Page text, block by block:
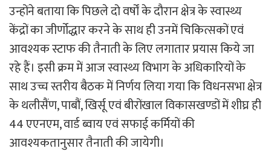
उन्होंने बताया कि पिछले दो वर्षों के दौरान क्षेत्र के स्वास्थ्य
केंद्रों का जीर्णोद्धार करने के साथ ही उनमें चिकित्सकों एवं
आवश्यक स्टाफ की तैनाती के लिए लगातार प्रयास किये जा
रहे हैं। इसी क्रम में आज स्वास्थ्य विभाग के अधिकारियों के
साथ उच्च स्तरीय बैठक में निर्णय लिया गया कि विधनसभा क्षेत्र
के थलीसैंण, पाबौं, खिर्सू एवं बीरोंखाल विकासखण्डों में शीघ्र ही
44 एएनएम, वार्ड ब्वाय एवं सफाई कर्मियों की
आवश्यकतानुसार तैनाती की जायेगी।